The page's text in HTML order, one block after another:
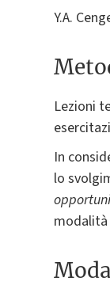
Y.A.
Lezioni
In
lo
modalità